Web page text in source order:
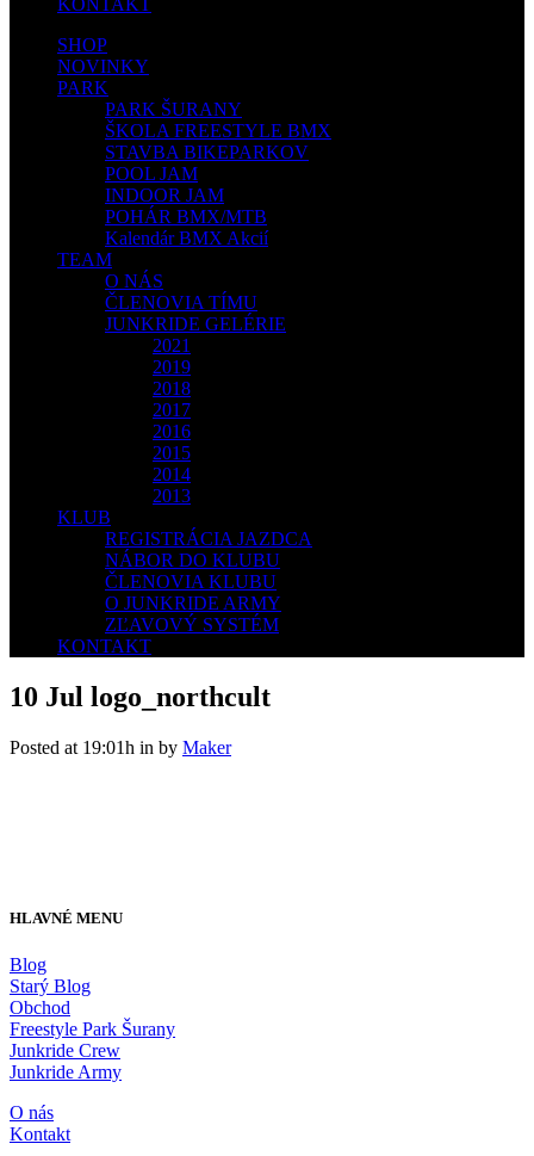
KONTAKT
SHOP
NOVINKY
PARK
PARK ŠURANY
ŠKOLA FREESTYLE BMX
STAVBA BIKEPARKOV
POOL JAM
INDOOR JAM
POHÁR BMX/MTB
Kalendár BMX Akcií
TEAM
O NÁS
ČLENOVIA TÍMU
JUNKRIDE GELÉRIE
2021
2019
2018
2017
2016
2015
2014
2013
KLUB
REGISTRÁCIA JAZDCA
NÁBOR DO KLUBU
ČLENOVIA KLUBU
O JUNKRIDE ARMY
ZĽAVOVÝ SYSTÉM
KONTAKT
10 Jul logo_northcult
Posted at 19:01h in by Maker
HLAVNÉ MENU
Blog
Starý Blog
Obchod
Freestyle Park Šurany
Junkride Crew
Junkride Army
O nás
Kontakt